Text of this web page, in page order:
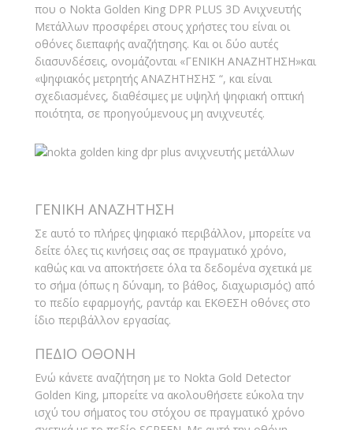
που ο Nokta Golden King DPR PLUS 3D Ανιχνευτής
Μετάλλων προσφέρει στους χρήστες του είναι οι
οθόνες διεπαφής αναζήτησης. Και οι δύο αυτές
διασυνδέσεις, ονομάζονται «ΓΕΝΙΚΗ ΑΝΑΖΗΤΗΣΗ»και
«ψηφιακός μετρητής ΑΝΑΖΗΤΗΣΗΣ “, και είναι
σχεδιασμένες, διαθέσιμες με υψηλή ψηφιακή οπτική
ποιότητα, σε προηγούμενους μη ανιχνευτές.
ΓΕΝΙΚΗ ΑΝΑΖΗΤΗΣΗ
Σε αυτό το πλήρες ψηφιακό περιβάλλον, μπορείτε να
δείτε όλες τις κινήσεις σας σε πραγματικό χρόνο,
καθώς και να αποκτήσετε όλα τα δεδομένα σχετικά με
το σήμα (όπως η δύναμη, το βάθος, διαχωρισμός) από
το πεδίο εφαρμογής, ραντάρ και ΕΚΘΕΣΗ οθόνες στο
ίδιο περιβάλλον εργασίας.
ΠΕΔΙΟ ΟΘΟΝΗ
Ενώ κάνετε αναζήτηση με το Nokta Gold Detector
Golden King, μπορείτε να ακολουθήσετε εύκολα την
ισχύ του σήματος του στόχου σε πραγματικό χρόνο